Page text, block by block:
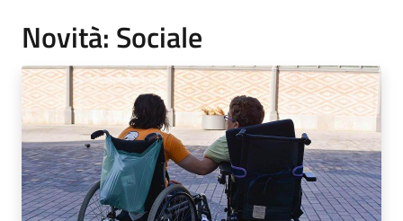
Novità: Sociale